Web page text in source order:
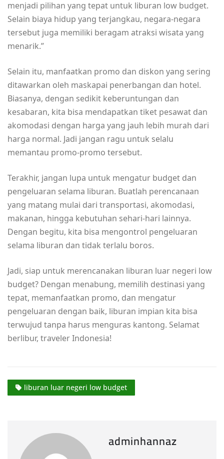
menjadi pilihan yang tepat untuk liburan low budget.
Selain biaya hidup yang terjangkau, negara-negara
tersebut juga memiliki beragam atraksi wisata yang
menarik.”
Selain itu, manfaatkan promo dan diskon yang sering
ditawarkan oleh maskapai penerbangan dan hotel.
Biasanya, dengan sedikit keberuntungan dan
kesabaran, kita bisa mendapatkan tiket pesawat dan
akomodasi dengan harga yang jauh lebih murah dari
harga normal. Jadi jangan ragu untuk selalu
memantau promo-promo tersebut.
Terakhir, jangan lupa untuk mengatur budget dan
pengeluaran selama liburan. Buatlah perencanaan
yang matang mulai dari transportasi, akomodasi,
makanan, hingga kebutuhan sehari-hari lainnya.
Dengan begitu, kita bisa mengontrol pengeluaran
selama liburan dan tidak terlalu boros.
Jadi, siap untuk merencanakan liburan luar negeri low
budget? Dengan menabung, memilih destinasi yang
tepat, memanfaatkan promo, dan mengatur
pengeluaran dengan baik, liburan impian kita bisa
terwujud tanpa harus menguras kantong. Selamat
berlibur, traveler Indonesia!
liburan luar negeri low budget
adminhannaz